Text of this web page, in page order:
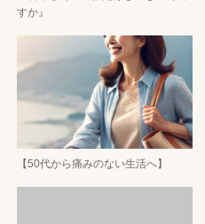
すか』
【50代から痛みのない生活へ】